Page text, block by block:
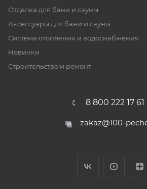
Отделка для бани и сауны
Аксессуары для бани и сауны
Система отопления и водоснабжения
Новинки
Строительство и ремонт
8 800 222 17 61
zakaz@100-